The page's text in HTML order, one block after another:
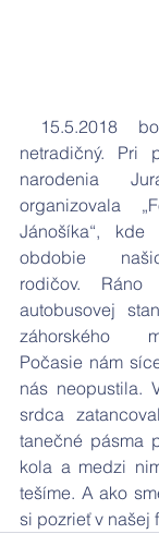
netradičný. Pri
narodenia
organizovala
Jánošíka“,
obdobie
rodičov.
autobusovej
záhorského
Počasie nám
nás neopustila.
srdca
tanečné pásma
kola a medzi
tešíme. A ako
si pozrieť v našej